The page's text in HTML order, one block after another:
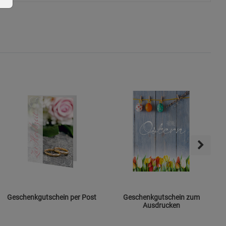
Geschenkgutschein per Post
Geschenkgutschein zum
Ausdrucken